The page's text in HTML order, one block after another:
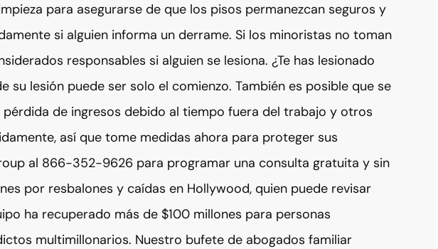
para asegurarse de que los pisos permanezcan seguros y
si alguien informa un derrame. Si los minoristas no toman
responsables si alguien se lesiona. ¿Te has lesionado
su lesión puede ser solo el comienzo. También es posible que se
de ingresos debido al tiempo fuera del trabajo y otros
así que tome medidas ahora para proteger sus
al 866-352-9626 para programar una consulta gratuita y sin
por resbalones y caídas en Hollywood, quien puede revisar
ha recuperado más de $100 millones para personas
multimillonarios. Nuestro bufete de abogados familiar